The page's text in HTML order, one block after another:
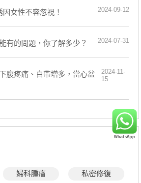
女性不容忽視！ 2024-09-12
有的問題，你了解多少？ 2024-07-31
腹疼痛、白帶增多，當心盆
2024-11-
15
婦科腫瘤 私密修復